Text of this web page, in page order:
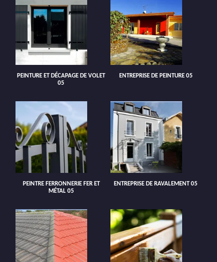
PEINTURE ET DÉCAPAGE DE VOLET
05
ENTREPRISE DE PEINTURE 05
PEINTRE FERRONNERIE FER ET
MÉTAL 05
ENTREPRISE DE RAVALEMENT 05